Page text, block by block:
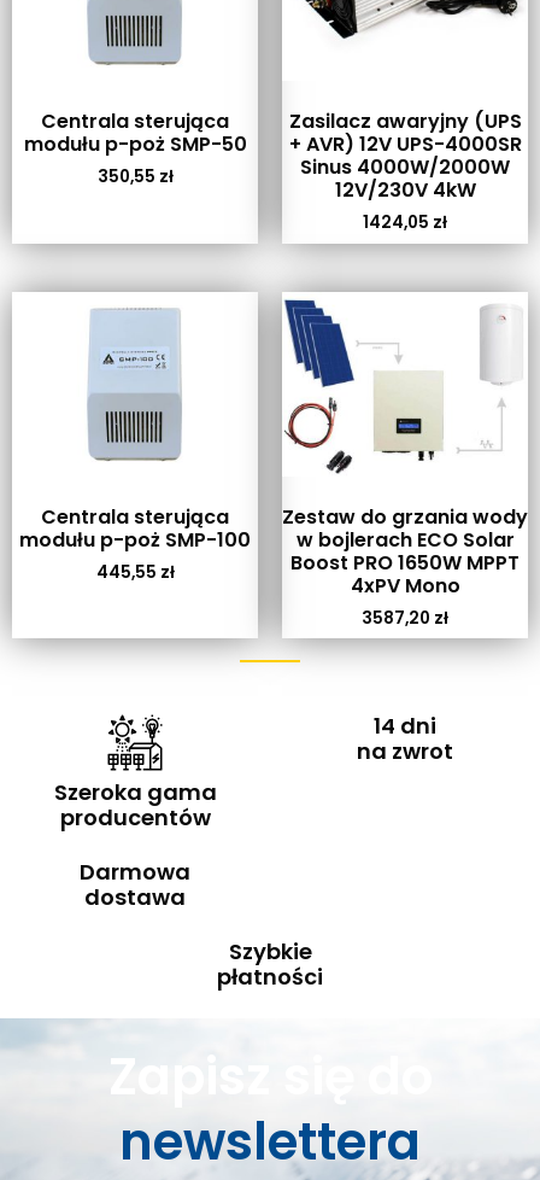
Centrala sterująca
modułu p-poż SMP-50
350,55 zł
Zasilacz awaryjny (UPS
+ AVR) 12V UPS-4000SR
Sinus 4000W/2000W
12V/230V 4kW
1424,05 zł
Centrala sterująca
modułu p-poż SMP-100
445,55 zł
Zestaw do grzania wody
w bojlerach ECO Solar
Boost PRO 1650W MPPT
4xPV Mono
3587,20 zł
Szeroka gama
producentów
14 dni
na zwrot
Darmowa
dostawa
Szybkie
płatności
Zapisz się do
newslettera